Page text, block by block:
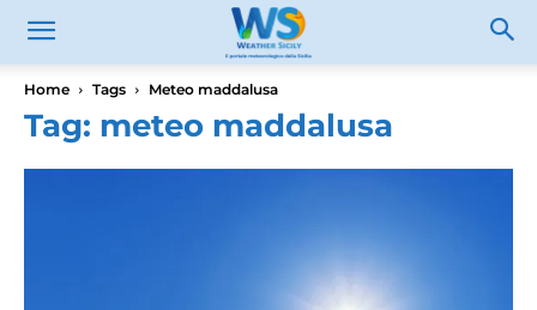
Home Tags Meteo maddalusa
Tag: meteo maddalusa